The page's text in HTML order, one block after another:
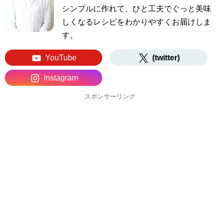
シンプルに作れて、ひと工夫でぐっと美味
しくなるレシピをわかりやすくお届けしま
す。
YouTube (twitter)
Instagram
スポンサーリンク